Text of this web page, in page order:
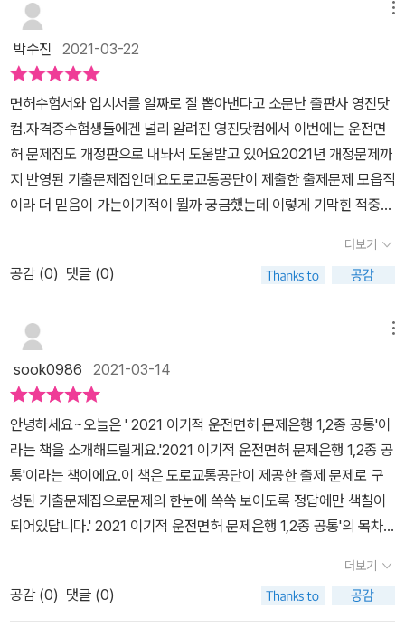
은 신체검사에서 시력, 색맹, 청력, 신체상태를 점검받고 응시원서 접
수, PC학과시험을 치르면 된다. 1종은 70점 이상 합격, 2종은 60점
이상 합격이다. 기능시험, 도로주행시험을 거쳐 운전면허를 받으면
끝!PART3부터 문제가 시작되는데 문장형은 다음과 같다.4지 택1,
혹은 택2의 문제들이다. 문제와 함께 해설이 되어 있어 한 번에 공부
를 끝낼 수 있다.사진형 문제 역시 4지 택1, 혹은 택2의 문제들이다.P
ART5는 일러스트형, PART6은 안전표지형, PART7은 동영상형이
다. 동영상형 문제는 총 35문항의 영상이 제공된다.동영상 다운로드
학과시험 공부를 하기도 한다는데, 그래도 약간 옛날사람에 해당하는
나는 역시나 책이 편하다. 길고 큰 판형으로 시험지 넘기듯이 넘기는
책으로 공부했던 옛날에 비하면 지금은 너무나 간편해졌다. 학과시험
을 쉽게 넘기고 나면 기능부터 도로주행까지도 한 번에 합격할 수 있
기를.[2021 이기적 운전면허 문제은행 1,2종 공통] 부담없이 가볍게
공부할 수 있게 도와준 책이라 너무 고맙다.나도 곧 베스트 드라이버!!
도움을 줄 수 있다.시험문제 내용뿐만 아니라 시험의 종류도 자세히
나와있어서 나에게 필요한 자격증이 무엇일까 다시 한번 살펴볼 수
있도록 도와준다.요즘에는 교통수단이 다양해지고 또 여성들도 대형/
특수차 운전을 시도하는 경우가 늘어서 한번쯤 자격증 세부 구분을
훑어봐도 좋겠다.또 그 절차도 자세하게 소개하고 있으므로 혹시 내
가 시험 준비 과정에서 깜빡한 부분은 없는지 재차 검토해보면 도움
이 될 수 있다.시험 문제는 글로만 나와있는 형태, 사진과 문제가 같이
나와있는 형태, 그림과 문제가 나와있는 형태로 나뉘는데 제일 처음
의 문장형은 빠르고 정확한 독해가 생명이다.사진이나 그림은 형태를
보고 상황을 재빨리 파악해야 한다.앞선 교통 관련 기초지식을 잘 익
혀놓아야 이러 부분에서 실수하지 않을 수 있다.운전면허는 비교적
수 있다.기초를 탄탄하게 하고 제대로 응용해야 된다.또 동영상형 문
제는 현실 운전과 필기 중에서는 가장 가까울테니 더더욱 집중해서
잘 풀어보자.책에서는 모든 유형의 문제에 대해서 상세하게 해설하고
있으니 친절한 가이드가 옆에 있다고 생각하고 계속 도움을 받으면
된다.영진닷컴의 이기적 시리즈는 혼자 공부해도 괜찮을 정도로 꼼꼼
하고 체계적인 설명이 잘 되어 있다.관련 자격증을 공부하는 사람들
에게 적극 추천한다.*리뷰어스 클럽의 소개로 출판사로부터 책을 제
공받아 주관적으로 작성한 글입니다.
박수진 2021-03-22
면허수험서와 입시서를 알짜로 잘 뽑아낸다고 소문난 출판사 영진닷
컴.자격증수험생들에겐 널리 알려진 영진닷컴에서 이번에는 운전면
허 문제집도 개정판으로 내놔서 도움받고 있어요2021년 개정문제까
지 반영된 기출문제집인데요도로교통공단이 제출한 출제문제 모읍직
이라 더 믿음이 가는이기적이 뭘까 궁금했는데 이렇게 기막힌 적중
을 제공한다고해요바뀌는 문제경향 맞춰 이리도 살뜰히 챙겨주는 운
전면허 문제집이라니~~~맨 앞장에는 플랩북으로 교통안전표지판
이 있어요.비슷해 보이는 교통안전표지판을 알아보기 한눈에 일목요
연하네요면허와 상관없이 합격된 이후로도 긴요한 것들만 모아모아
듯 해요책의 차례는 크게 7가지운전면허 꼼꼼히 준비하기도로교통
법 사용 용어 익히기문장형사진형일러스트형안전표지형동영상형워
밍업으로 운전면허 꼼꼼히 준비하기면허취득절차와 응시전 교통안전
교육, 시험자격 결격 면제, 면허종별 구분등을 안내해서 면허 따려
는 또는 관심있는 분들에게 기본소양이 되어주겠어요파트3, 문장형
은이 책의 절반이상을 차지하는 전통적인 지문형 문제들씹어먹어
야 할 문제들로 챙겨놓은 느낌이네요정답이 칠해져있어서 한눈에 쏙
쏙답지 뒤적하며 볼 필요가 없어서 정말 좋더라구요파트 4의 사진
형, 일러스트형, 안전표지판형까지도 같은 유형이고 7파트 7 동영상
더보기
공감 (0) 댓글 (0)
sook0986 2021-03-14
안녕하세요~오늘은 ' 2021 이기적 운전면허 문제은행 1,2종 공통'이
라는 책을 소개해드릴게요.'2021 이기적 운전면허 문제은행 1,2종 공
통'이라는 책이에요.이 책은 도로교통공단이 제공한 출제 문제로 구
성된 기출문제집으로문제의 한눈에 쏙쏙 보이도록 정답에만 색칠이
되어있답니다.' 2021 이기적 운전면허 문제은행 1,2종 공통'의 목차
용어 익히기PART3. 문장형PART4. 사진형PART5. 일러스트형PA
RT6. 안전표지형PART7. 동영상형으로 구성되어 있어요. PART1.
운전면허 꼼꼼히 준비하기의 CHAPTER2. 시험자격·결격·면제(p12
더보기
공감 (0) 댓글 (0)